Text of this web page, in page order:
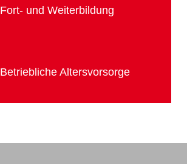
Fort- und Weiterbildung
Betriebliche Altersvorsorge